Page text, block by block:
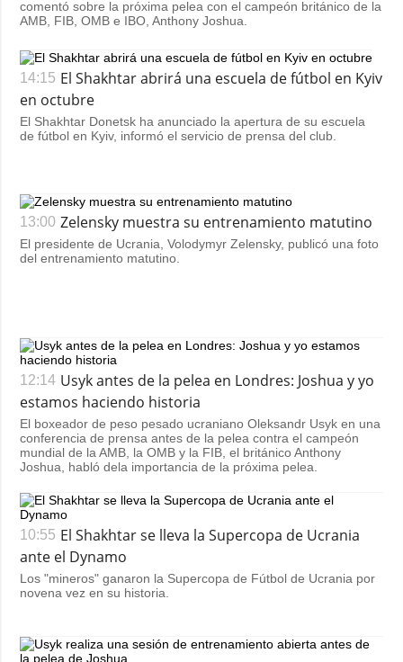
comentó sobre la próxima pelea con el campeón británico de la
AMB, FIB, OMB e IBO, Anthony Joshua.
14:15 El Shakhtar abrirá una escuela de fútbol en Kyiv
en octubre
El Shakhtar Donetsk ha anunciado la apertura de su escuela
de fútbol en Kyiv, informó el servicio de prensa del club.
13:00 Zelensky muestra su entrenamiento matutino
El presidente de Ucrania, Volodymyr Zelensky, publicó una foto
del entrenamiento matutino.
12:14 Usyk antes de la pelea en Londres: Joshua y yo
estamos haciendo historia
El boxeador de peso pesado ucraniano Oleksandr Usyk en una
conferencia de prensa antes de la pelea contra el campeón
mundial de la AMB, la OMB y la FIB, el británico Anthony
Joshua, habló dela importancia de la próxima pelea.
10:55 El Shakhtar se lleva la Supercopa de Ucrania
ante el Dynamo
Los "mineros" ganaron la Supercopa de Fútbol de Ucrania por
novena vez en su historia.